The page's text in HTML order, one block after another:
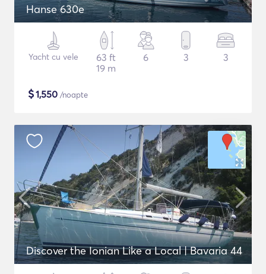
Hanse 630e
Yacht cu vele
63 ft
19 m
6 3 3
$1,550 /noapte
Discover the Ionian Like a Local | Bavaria 44